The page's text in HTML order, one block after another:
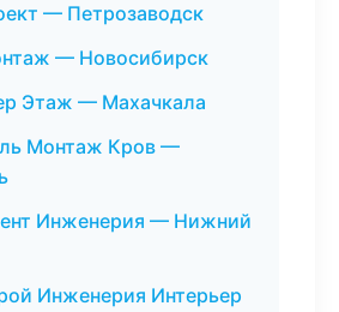
— Петрозаводск
— Новосибирск
Этаж — Махачкала
Монтаж Кров —
Инженерия — Нижний
Инженерия Интерьер